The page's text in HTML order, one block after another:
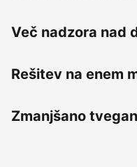
Več nadzora nad
Rešitev na enem
Zmanjšano